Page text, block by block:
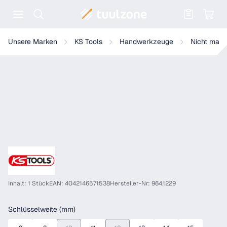
Unsere Marken KS Tools Handwerkzeuge Nicht
KS Tools EDELSTAHL 1/2" 6kant-Stecknuss
Inhalt: 1 StückEAN: 4042146571538Hersteller-Nr: 964.1229
Schlüsselweite (mm)auswählen